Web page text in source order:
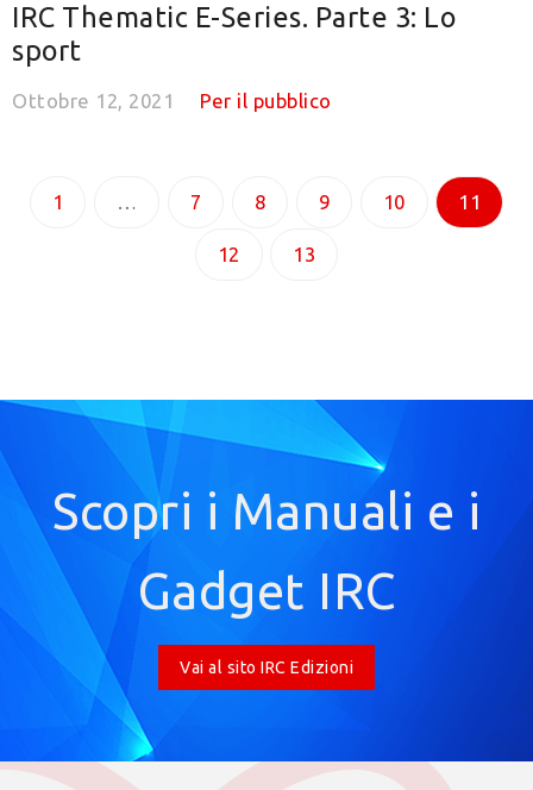
IRC Thematic E-Series. Parte 3: Lo
sport
Ottobre 12, 2021 Per il pubblico
1 … 7 8 9 10 11
12 13
Scopri i Manuali e i
Gadget IRC
Vai al sito IRC Edizioni